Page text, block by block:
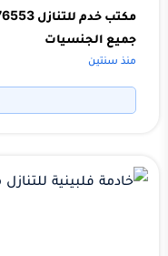
جميع الجنسيات
منذ سنتين